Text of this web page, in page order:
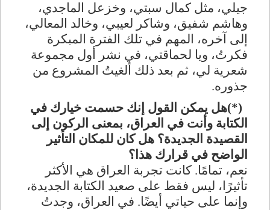
جيلي، مثل كمال سبتي، وخزعل الماجدي،
وهاشم شفيق، وشاكر لعيبي، وخالد المعالي،
إلى آخره، المهم في تلك الفترة المبكرة
فكرتُ، ويا لحماقتي، في نشر أول مجموعة
شعرية لي، ثم بعد ذلك ألغيتُ المشروع من
جذوره.
(*)هل يمكن القول إنك حسمت خيارك في
الكتابة وأنت في العراق، بمعنى الركون إلى
القصيدة الجديدة؟ هل كان للمكان التأثير
الواضح في قرارك هذا؟
نعم، تمامًا. كانت تجربة العراق هي الأكثر
تأثيرًا، ليس فقط على صعيد الكتابة الجديدة،
وإنما على حياتي أيضًا. في العراق، وجدتُ